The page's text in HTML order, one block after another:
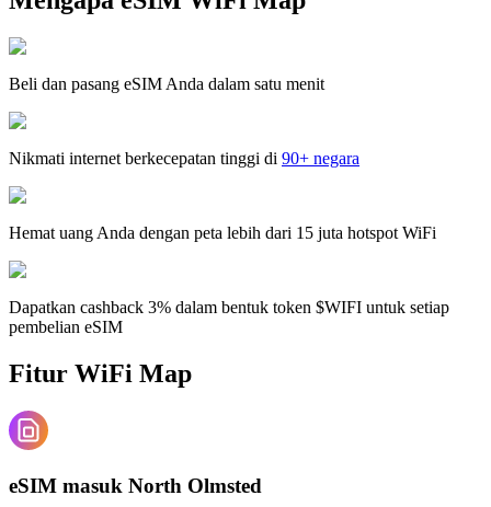
Beli dan pasang eSIM Anda dalam satu menit
Nikmati internet berkecepatan tinggi di 90+ negara
Hemat uang Anda dengan peta lebih dari 15 juta hotspot WiFi
Dapatkan cashback 3% dalam bentuk token $WIFI untuk setiap
pembelian eSIM
Fitur WiFi Map
eSIM masuk North Olmsted